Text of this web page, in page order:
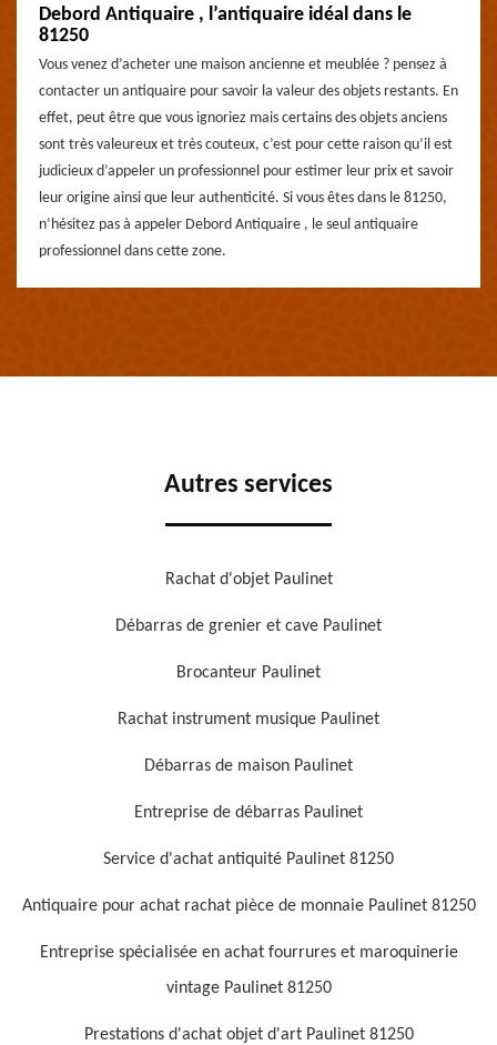
Debord Antiquaire , l’antiquaire idéal dans le
81250
Vous venez d’acheter une maison ancienne et meublée ? pensez à
contacter un antiquaire pour savoir la valeur des objets restants. En
effet, peut être que vous ignoriez mais certains des objets anciens
sont très valeureux et très couteux, c’est pour cette raison qu’il est
judicieux d’appeler un professionnel pour estimer leur prix et savoir
leur origine ainsi que leur authenticité. Si vous êtes dans le 81250,
n’hésitez pas à appeler Debord Antiquaire , le seul antiquaire
professionnel dans cette zone.
Autres services
Rachat d'objet Paulinet
Débarras de grenier et cave Paulinet
Brocanteur Paulinet
Rachat instrument musique Paulinet
Débarras de maison Paulinet
Entreprise de débarras Paulinet
Service d'achat antiquité Paulinet 81250
Antiquaire pour achat rachat pièce de monnaie Paulinet 81250
Entreprise spécialisée en achat fourrures et maroquinerie
vintage Paulinet 81250
Prestations d'achat objet d'art Paulinet 81250